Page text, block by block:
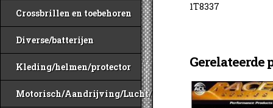
Crossbrillen en toebehoren
Diverse/batterijen
Kleding/helmen/protector
Motorisch/Aandrijving/Lucht/Benzine
1T8337
Gerelateerde